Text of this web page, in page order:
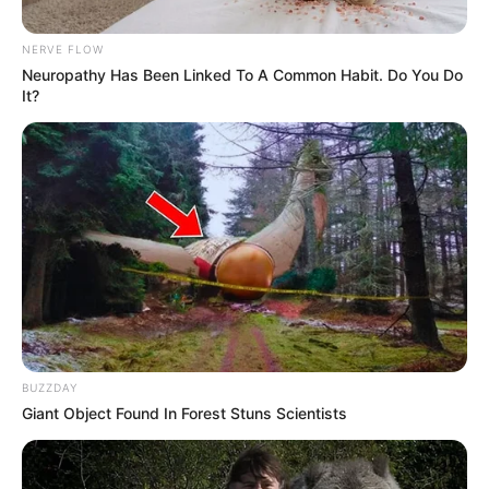
Colprensa
Claudia López
Por:Agencia Efe
Octubre 24, 2020
NERVE FLOW
Neuropathy Has Been Linked To A Common Habit. Do You Do
It?
BUZZDAY
Giant Object Found In Forest Stuns Scientists